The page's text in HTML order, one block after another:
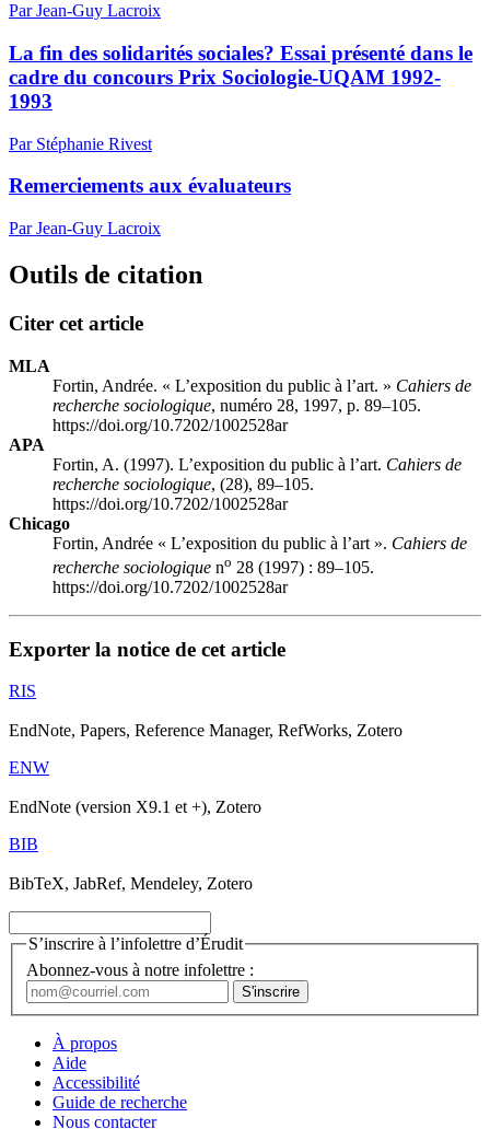
Par Jean-Guy Lacroix
La fin des solidarités sociales? Essai présenté dans le
cadre du concours Prix Sociologie-UQAM 1992-
1993
Par Stéphanie Rivest
Remerciements aux évaluateurs
Par Jean-Guy Lacroix
Outils de citation
Citer cet article
MLA
Fortin, Andrée. « L’exposition du public à l’art. » Cahiers de
recherche sociologique, numéro 28, 1997, p. 89–105.
https://doi.org/10.7202/1002528ar
APA
Fortin, A. (1997). L’exposition du public à l’art. Cahiers de
recherche sociologique, (28), 89–105.
https://doi.org/10.7202/1002528ar
Chicago
Fortin, Andrée « L’exposition du public à l’art ». Cahiers de
recherche sociologique no 28 (1997) : 89–105.
https://doi.org/10.7202/1002528ar
Exporter la notice de cet article
RIS
EndNote, Papers, Reference Manager, RefWorks, Zotero
ENW
EndNote (version X9.1 et +), Zotero
BIB
BibTeX, JabRef, Mendeley, Zotero
S’inscrire à l’infolettre d’Érudit
Abonnez-vous à notre infolettre :
À propos
Aide
Accessibilité
Guide de recherche
Nous contacter